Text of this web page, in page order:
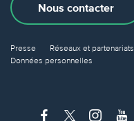
Nous contacter
Presse Réseaux et partenariats
Données personnelles